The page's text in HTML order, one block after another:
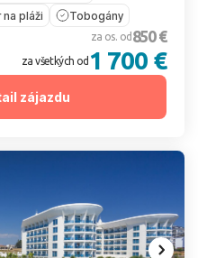
na pláži Tobogány
za os. od 850 €
za všetkých od 1 700 €
zájazdu